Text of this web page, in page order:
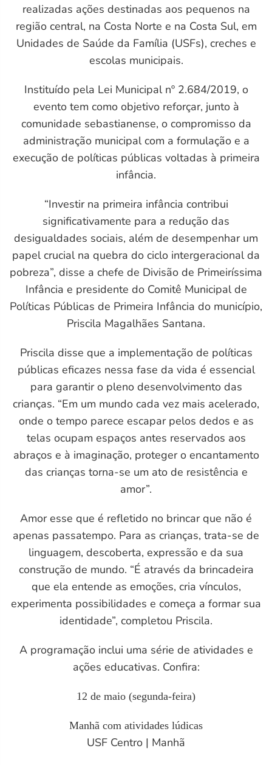
realizadas ações destinadas aos pequenos na
região central, na Costa Norte e na Costa Sul, em
Unidades de Saúde da Família (USFs), creches e
escolas municipais.
Instituído pela Lei Municipal nº 2.684/2019, o
evento tem como objetivo reforçar, junto à
comunidade sebastianense, o compromisso da
administração municipal com a formulação e a
execução de políticas públicas voltadas à primeira
infância.
“Investir na primeira infância contribui
significativamente para a redução das
desigualdades sociais, além de desempenhar um
papel crucial na quebra do ciclo intergeracional da
pobreza”, disse a chefe de Divisão de Primeiríssima
Infância e presidente do Comitê Municipal de
Políticas Públicas de Primeira Infância do município,
Priscila Magalhães Santana.
Priscila disse que a implementação de políticas
públicas eficazes nessa fase da vida é essencial
para garantir o pleno desenvolvimento das
crianças. “Em um mundo cada vez mais acelerado,
onde o tempo parece escapar pelos dedos e as
telas ocupam espaços antes reservados aos
abraços e à imaginação, proteger o encantamento
das crianças torna-se um ato de resistência e
amor”.
Amor esse que é refletido no brincar que não é
apenas passatempo. Para as crianças, trata-se de
linguagem, descoberta, expressão e da sua
construção de mundo. “É através da brincadeira
que ela entende as emoções, cria vínculos,
experimenta possibilidades e começa a formar sua
identidade”, completou Priscila.
A programação inclui uma série de atividades e
ações educativas. Confira:
12 de maio (segunda-feira)
Manhã com atividades lúdicas
USF Centro | Manhã